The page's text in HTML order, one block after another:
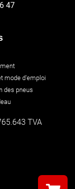
47
mode d'emploi
des pneus
TVA